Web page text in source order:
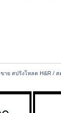
ขาย สปริงโหลด H&R / ส